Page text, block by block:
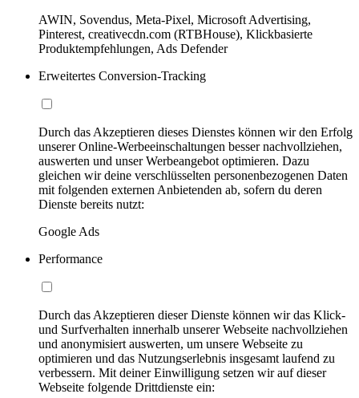
AWIN, Sovendus, Meta-Pixel, Microsoft Advertising,
Pinterest, creativecdn.com (RTBHouse), Klickbasierte
Produktempfehlungen, Ads Defender
Erweitertes Conversion-Tracking
Durch das Akzeptieren dieses Dienstes können wir den Erfolg
unserer Online-Werbeeinschaltungen besser nachvollziehen,
auswerten und unser Werbeangebot optimieren. Dazu
gleichen wir deine verschlüsselten personenbezogenen Daten
mit folgenden externen Anbietenden ab, sofern du deren
Dienste bereits nutzt:
Google Ads
Performance
Durch das Akzeptieren dieser Dienste können wir das Klick-
und Surfverhalten innerhalb unserer Webseite nachvollziehen
und anonymisiert auswerten, um unsere Webseite zu
optimieren und das Nutzungserlebnis insgesamt laufend zu
verbessern. Mit deiner Einwilligung setzen wir auf dieser
Webseite folgende Drittdienste ein: